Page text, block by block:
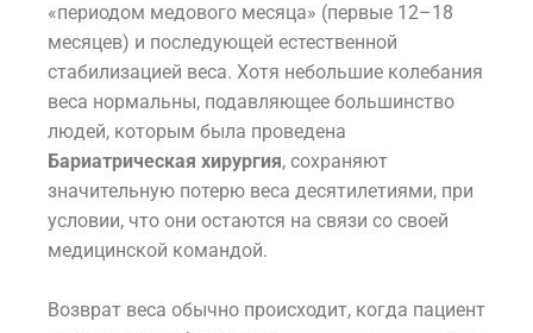
«периодом медового месяца» (первые 12–18
месяцев) и последующей естественной
стабилизацией веса. Хотя небольшие колебания
веса нормальны, подавляющее большинство
людей, которым была проведена
Бариатрическая хирургия, сохраняют
значительную потерю веса десятилетиями, при
условии, что они остаются на связи со своей
медицинской командой.
Возврат веса обычно происходит, когда пациент